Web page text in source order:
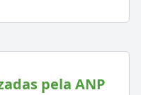
pela ANP